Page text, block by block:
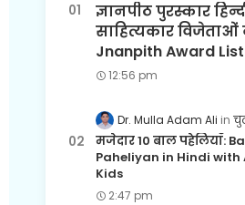
ज्ञानपीठ पुरस्कार
साहित्यकार विजेताओं
Jnanpith Award List
12:56 pm
Dr. Mulla Adam Ali
मजेदार 10 बाल पहेलियाँ:
Paheliyan in Hindi with
Kids
2:47 pm